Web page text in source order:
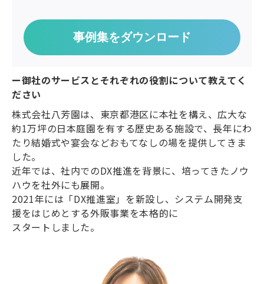
事例集をダウンロード
ー御社のサービスとそれぞれの役割について教えてく
ださい
株式会社八芳園は、東京都港区に本社を構え、広大な
約1万坪の日本庭園を有する歴史ある施設で、長年にわ
たり結婚式や宴会などおもてなしの場を提供してきま
した。
近年では、社内でのDX推進を背景に、培ってきたノウ
ハウを社外にも展開。
2021年には「DX推進室」を新設し、システム開発支
援をはじめとする外販事業を本格的に
スタートしました。